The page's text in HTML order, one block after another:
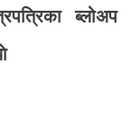
ब्लोअप